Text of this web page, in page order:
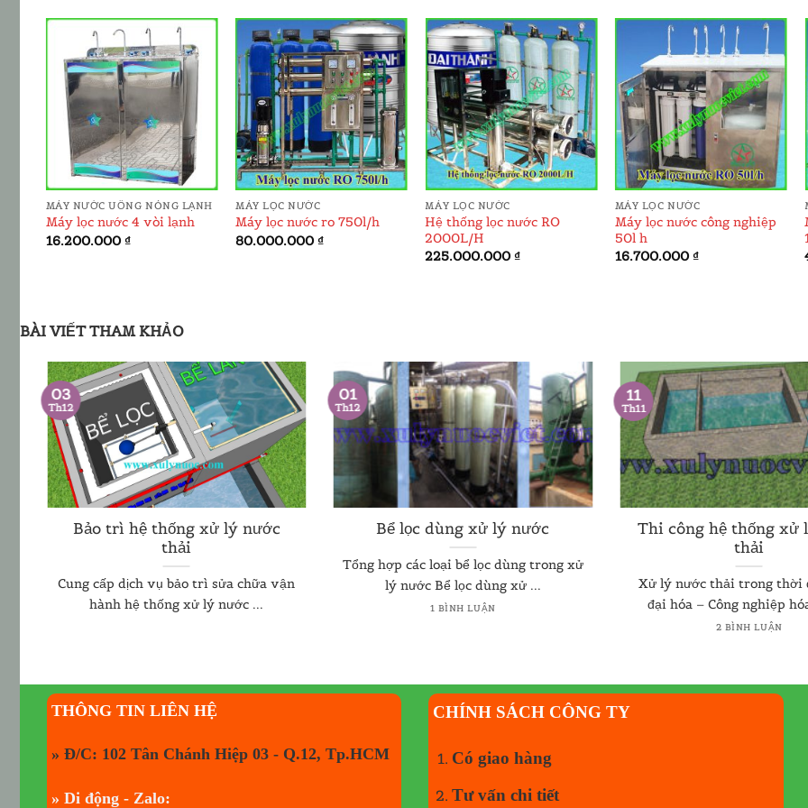
ADD TO
WISHLIST
MÁY NƯỚC UỐNG NÓNG LẠNH
Máy lọc nước 4 vòi lạnh
16.200.000₫
ADD TO
WISHLIST
MÁY LỌC NƯỚC
Máy lọc nước ro 750l/h
80.000.000₫
ADD TO
WISHLIST
MÁY LỌC NƯỚC
Hệ thống lọc nước RO
2000L/H
225.000.000₫
ADD TO
WISHLIST
MÁY LỌC NƯỚC
Máy lọc nước công nghiệp
50l h
16.700.000₫
BÀI VIẾT THAM KHẢO
Bảo trì hệ thống xử lý nước
thải
Cung cấp dịch vụ bảo trì sửa chữa vận
hành hệ thống xử lý nước ...
03
Th12
Bể lọc dùng xử lý nước
Tổng hợp các loại bể lọc dùng trong xử
lý nước Bể lọc dùng xử ...
1 BÌNH LUẬN
01
Th12
Thi công hệ thống xử
thải
Xử lý nước thải trong thời
đại hóa – Công nghiệp
2 BÌNH LUẬN
11
Th11
THÔNG TIN LIÊN HỆ
» Đ/C: 102 Tân Chánh Hiệp 03 - Q.12, Tp.HCM
» Di động - Zalo:
CHÍNH SÁCH CÔNG TY
Có giao hàng
Tư vấn chi tiết